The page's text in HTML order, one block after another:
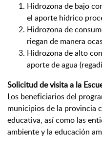
Hidrozona de bajo
el aporte hídrico
Hidrozona de
riegan de manera
Hidrozona de alto
aporte de agua
Solicitud de visita a la
Los beneficiarios del
municipios de la provincia
educativa, así como las
ambiente y la educación